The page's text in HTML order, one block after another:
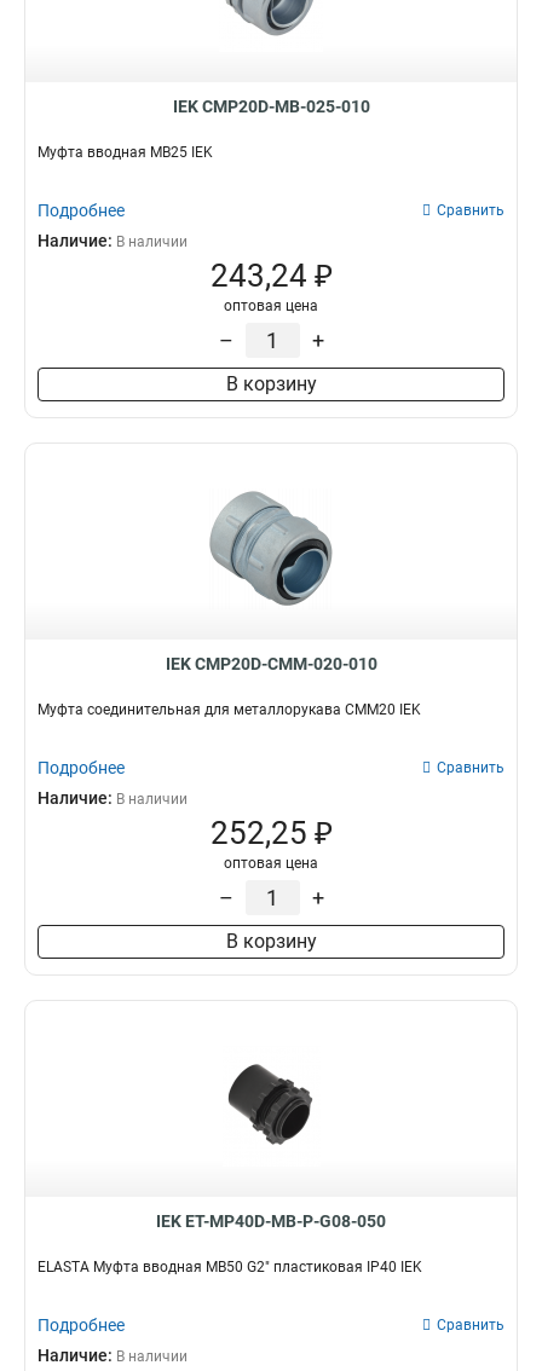
IEK CMP20D-MB-025-010
Муфта вводная MB25 IEK
Подробнее Сравнить
Наличие: В наличии
243,24 ₽
оптовая цена
– +
В корзину
IEK CMP20D-CMM-020-010
Муфта соединительная для металлорукава СММ20 IEK
Подробнее Сравнить
Наличие: В наличии
252,25 ₽
оптовая цена
– +
В корзину
IEK ET-MP40D-MB-P-G08-050
ELASTA Муфта вводная MB50 G2" пластиковая IP40 IEK
Подробнее Сравнить
Наличие: В наличии